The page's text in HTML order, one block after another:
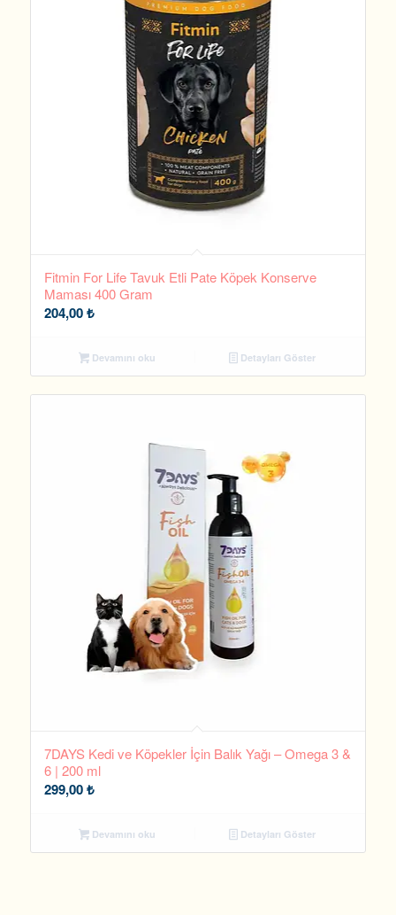
Fitmin For Life Tavuk Etli Pate Köpek Konserve
Maması 400 Gram
204,00₺
Devamını oku Detayları Göster
7DAYS Kedi ve Köpekler İçin Balık Yağı – Omega 3 &
6 | 200 ml
299,00₺
Devamını oku Detayları Göster